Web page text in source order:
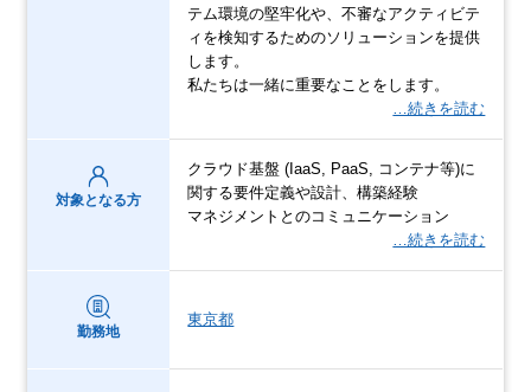
テム環境の堅牢化や、不審なアクティビテ
ィを検知するためのソリューションを提供
します。
私たちは一緒に重要なことをします。
…続きを読む
対象となる方
クラウド基盤 (IaaS, PaaS, コンテナ等)に
関する要件定義や設計、構築経験
マネジメントとのコミュニケーション
…続きを読む
勤務地
東京都